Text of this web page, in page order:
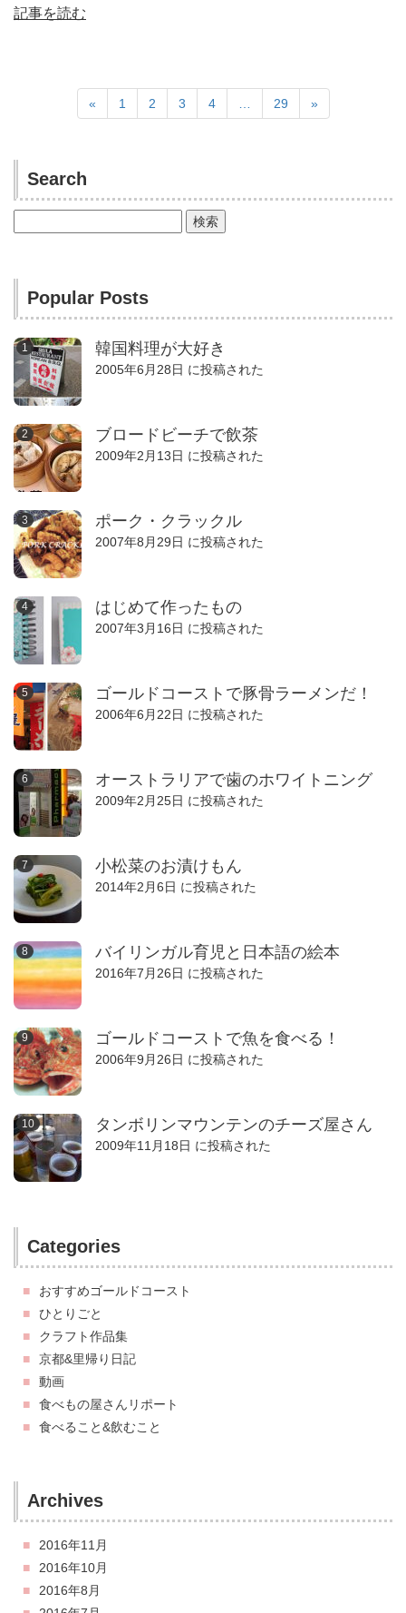
記事を読む
« 1 2 3 4 … 29 »
Search
索:
Popular Posts
韓国料理が大好き
2005年6月28日 に投稿された
ブロードビーチで飲茶
2009年2月13日 に投稿された
ポーク・クラックル
2007年8月29日 に投稿された
はじめて作ったもの
2007年3月16日 に投稿された
ゴールドコーストで豚骨ラーメンだ！
2006年6月22日 に投稿された
オーストラリアで歯のホワイトニング
2009年2月25日 に投稿された
小松菜のお漬けもん
2014年2月6日 に投稿された
バイリンガル育児と日本語の絵本
2016年7月26日 に投稿された
ゴールドコーストで魚を食べる！
2006年9月26日 に投稿された
タンボリンマウンテンのチーズ屋さん
2009年11月18日 に投稿された
Categories
おすすめゴールドコースト
ひとりごと
クラフト作品集
京都&里帰り日記
動画
食べもの屋さんリポート
食べること&飲むこと
Archives
2016年11月
2016年10月
2016年8月